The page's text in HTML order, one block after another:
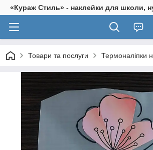
«Кураж Стиль» - наклейки для школи,
Товари та послуги Термоналіпки